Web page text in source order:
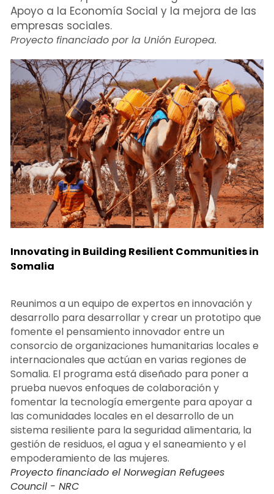
Apoyo a la Economía Social y la mejora de las
empresas sociales.
Proyecto financiado por la Unión Europea.
Innovating in Building Resilient Communities in
Somalia
Reunimos a un equipo de expertos en innovación y
desarrollo para desarrollar y crear un prototipo que
fomente el pensamiento innovador entre un
consorcio de organizaciones humanitarias locales e
internacionales que actúan en varias regiones de
Somalia. El programa está diseñado para poner a
prueba nuevos enfoques de colaboración y
fomentar la tecnología emergente para apoyar a
las comunidades locales en el desarrollo de un
sistema resiliente para la seguridad alimentaria, la
gestión de residuos, el agua y el saneamiento y el
empoderamiento de las mujeres.
Proyecto financiado el Norwegian Refugees
Council - NRC